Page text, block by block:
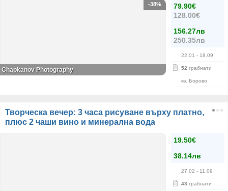
79.90€
128.00€
156.27лв
250.35лв
22.01 - 18.09
52 грабнати
кв. Борово
-38%
Chapkanov Photography
Творческа вечер: 3 часа рисуване върху платно,
плюс 2 чаши вино и минерална вода
19.50€
38.14лв
27.02 - 11.09
43 грабнати